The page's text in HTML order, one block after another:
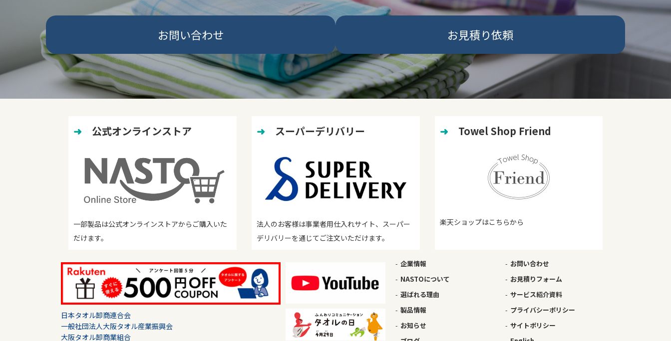
お問い合わせ お見積り依頼
➜ 公式オンラインストア
一部製品は公式オンラインストアからご購入いた
だけます。
➜ スーパーデリバリー
法人のお客様は事業者用仕入れサイト、スーパー
デリバリーを通じてご注文いただけます。
➜ Towel Shop Friend
楽天ショップはこちらから
日本タオル卸商連合会
一般社団法人大阪タオル産業振興会
大阪タオル卸商業組合
企業情報
NASTOについて
選ばれる理由
製品情報
お知らせ
お問い合わせ
お見積りフォーム
サービス紹介資料
プライバシーポリシー
サイトポリシー